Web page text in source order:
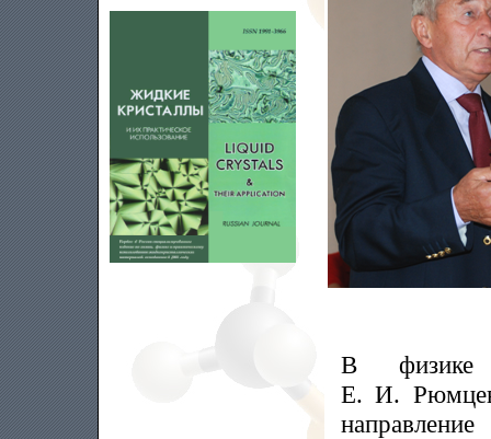
В физике
Е. И. Рюмцев